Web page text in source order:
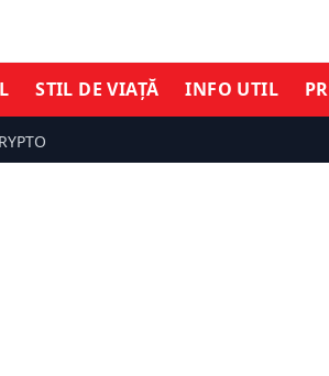
STIL DE VIAȚĂ INFO UTIL